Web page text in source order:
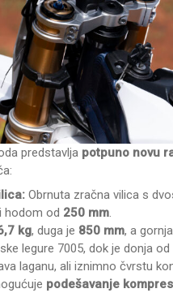
predstavlja potpuno novu
Obrnuta zračna vilica s
hodom od 250 mm
kg, duga je 850 mm, a
legure 7005, dok je donja od
laganu, ali iznimno čvrstu
podešavanje